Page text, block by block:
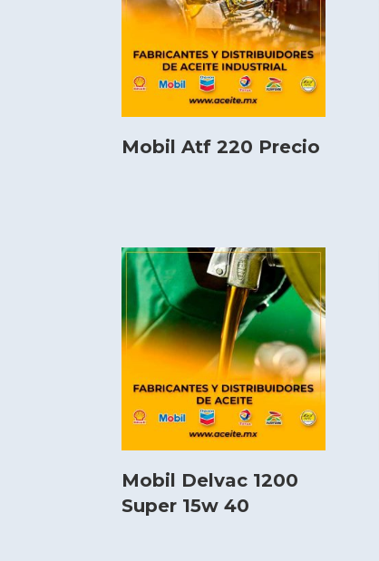
Mobil Atf 220 Precio
Mobil Delvac 1200
Super 15w 40